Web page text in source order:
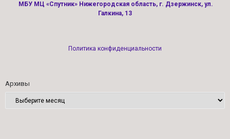
МБУ МЦ «Спутник» Нижегородская область, г. Дзержинск, ул.
Галкина, 13
Политика конфиденциальности
Архивы